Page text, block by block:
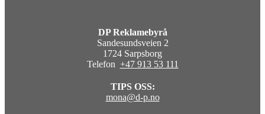
DP Reklamebyrå
Sandesundsveien 2
1724 Sarpsborg
Telefon +47 913 53 111
TIPS OSS:
mona@d-p.no